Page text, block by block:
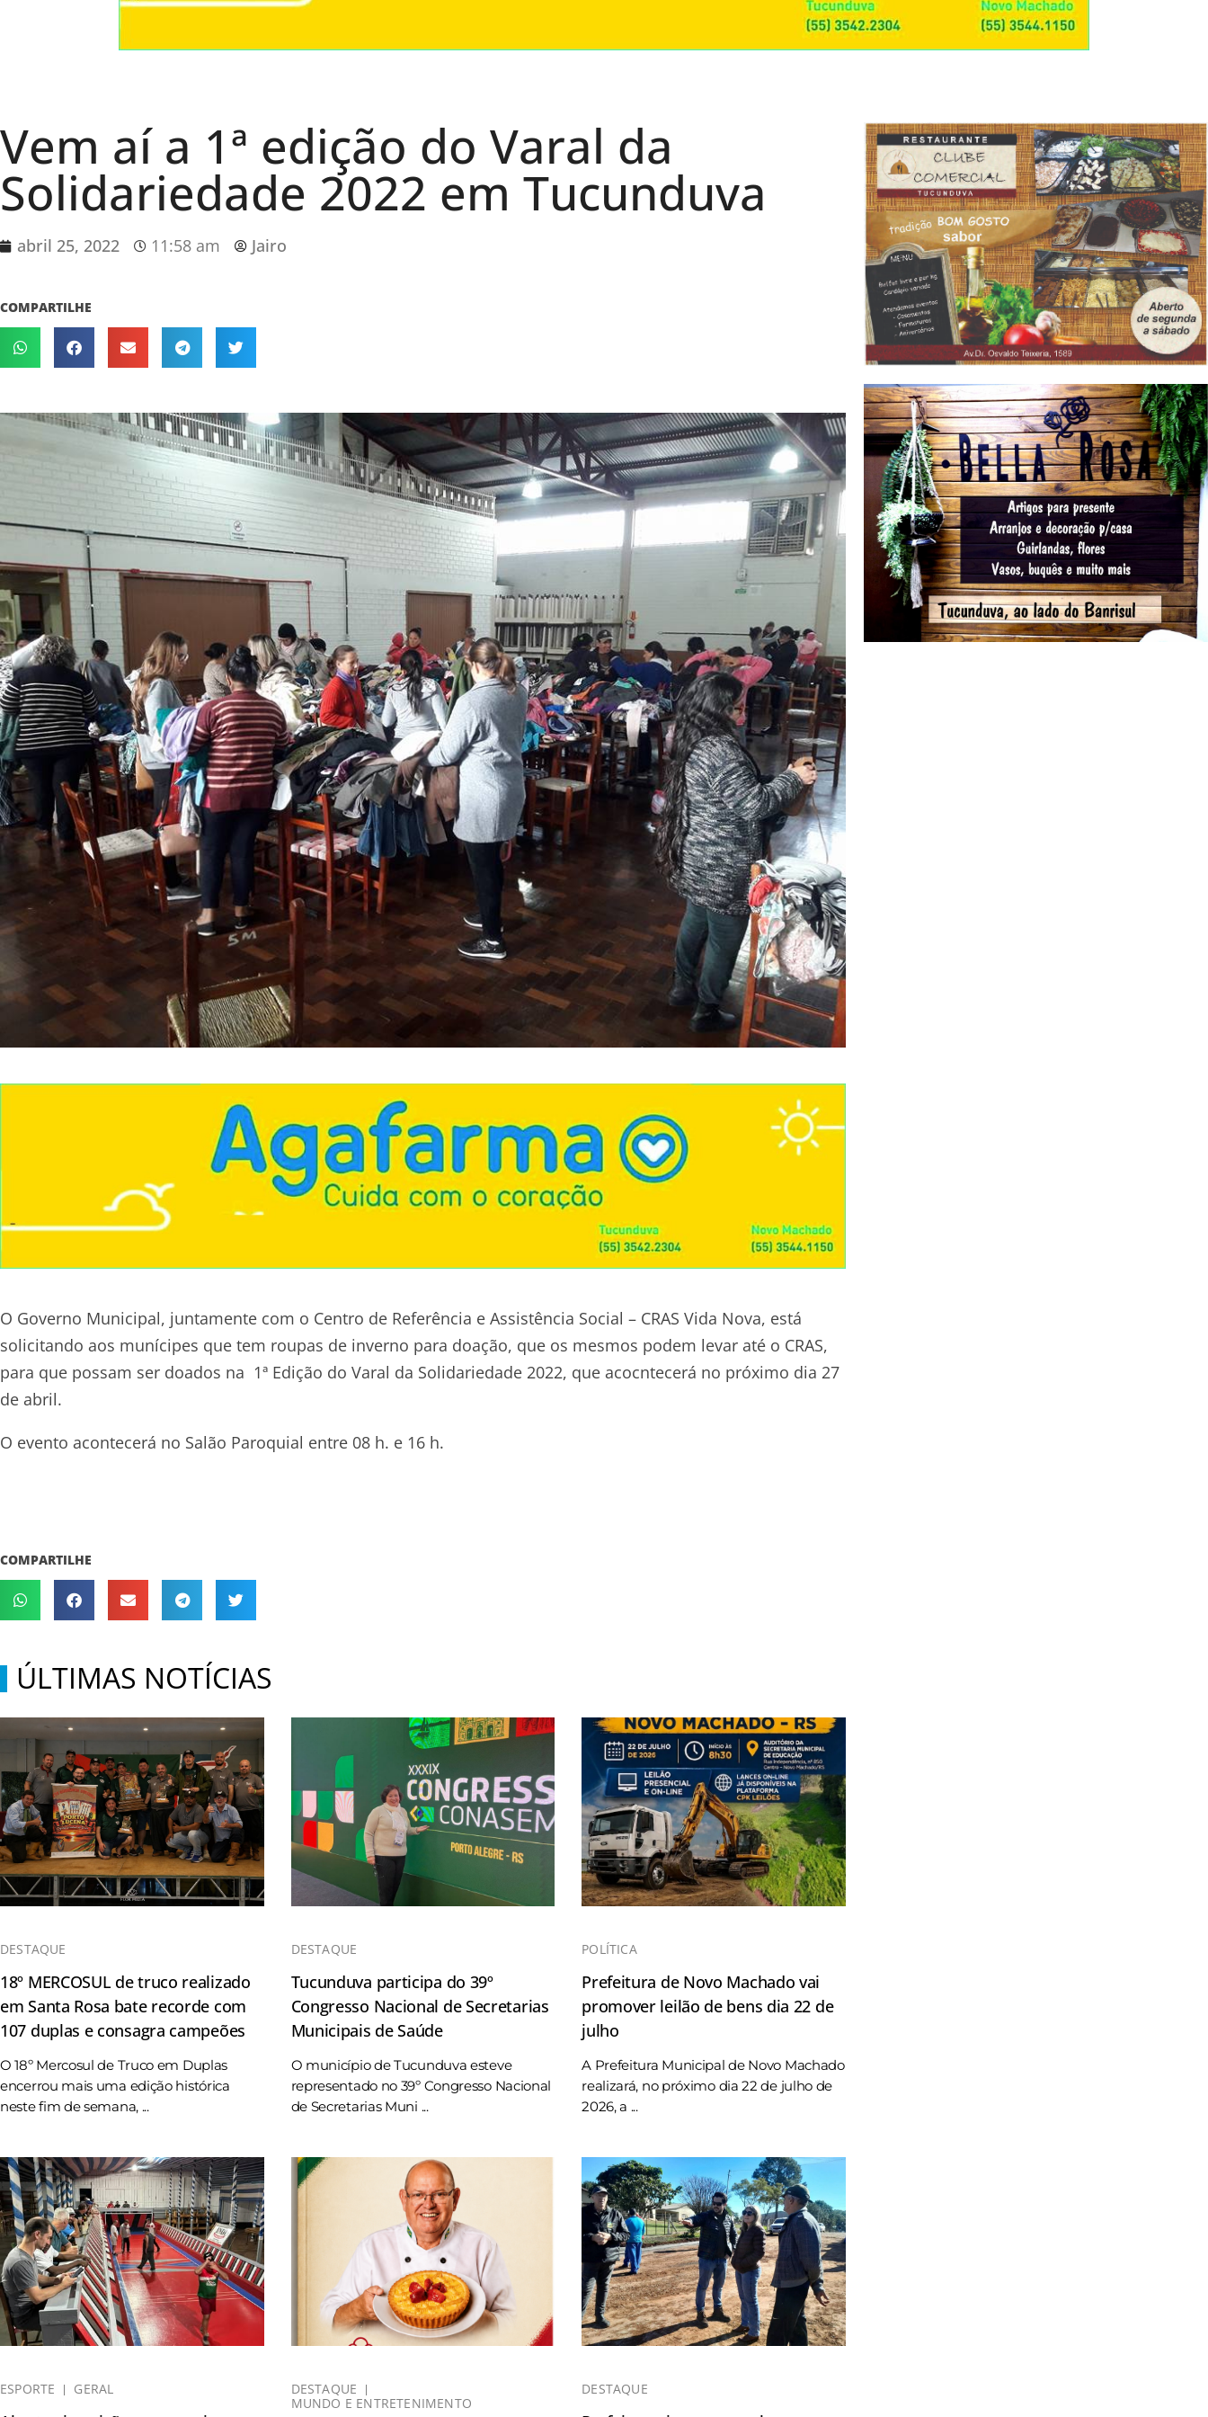
Vem aí a 1ª edição do Varal da
Solidariedade 2022 em Tucunduva
abril 25, 2022 11:58 am Jairo
COMPARTILHE
O Governo Municipal, juntamente com o Centro de Referência e Assistência Social – CRAS Vida Nova, está
solicitando aos munícipes que tem roupas de inverno para doação, que os mesmos podem levar até o CRAS,
para que possam ser doados na 1ª Edição do Varal da Solidariedade 2022, que acocntecerá no próximo dia 27
de abril.
O evento acontecerá no Salão Paroquial entre 08 h. e 16 h.
COMPARTILHE
ÚLTIMAS NOTÍCIAS
DESTAQUE
18º MERCOSUL de truco realizado
em Santa Rosa bate recorde com
107 duplas e consagra campeões
O 18º Mercosul de Truco em Duplas
encerrou mais uma edição histórica
neste fim de semana, ...
DESTAQUE
Tucunduva participa do 39º
Congresso Nacional de Secretarias
Municipais de Saúde
O município de Tucunduva esteve
representado no 39º Congresso Nacional
de Secretarias Muni ...
POLÍTICA
Prefeitura de Novo Machado vai
promover leilão de bens dia 22 de
julho
A Prefeitura Municipal de Novo Machado
realizará, no próximo dia 22 de julho de
2026, a ...
ESPORTE GERAL
DESTAQUE
MUNDO E ENTRETENIMENTO
DESTAQUE